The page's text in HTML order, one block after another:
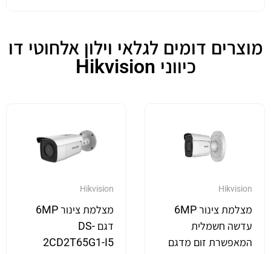
מוצרים דומים לגלאי וילון אלחוטי דו
כיווני Hikvision
Hikvision
מצלמת צינור 6MP
עדשה חשמלית
המאפשרת זום מדגם
Hikvision
מצלמת צינור 6MP
דגם DS-
2CD2T65G1-I5